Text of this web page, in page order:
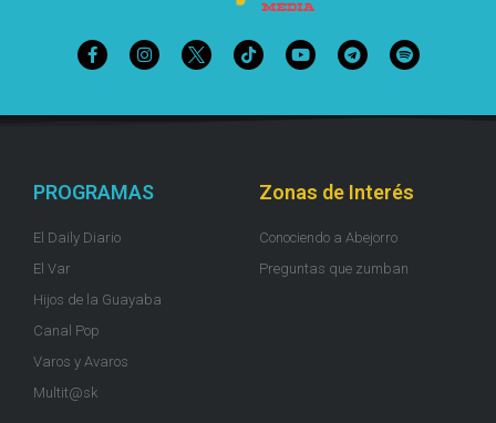
PROGRAMAS
El Daily Diario
El Var
Hijos de la Guayaba
Canal Pop
Varos y Avaros
Multit@sk
Zonas de Interés
Conociendo a Abejorro
Preguntas que zumban